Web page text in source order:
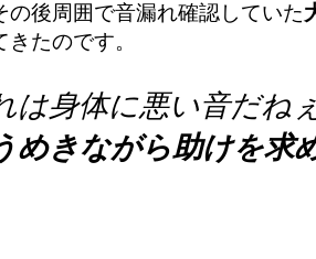
の後周囲で音漏れ確認していた
きたのです。
は身体に悪い音だ
めきながら助けを求